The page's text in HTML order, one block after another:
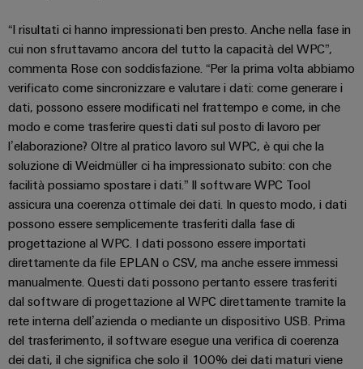
sicurezza
per
reti
energetiche
moderne
Trattamento
dell’acqua
e
delle
acque
reflue
Soluzioni
per
l’industria
dell’acqua
delle
acque
reflue
Workplace
e
Accessori
Utensili
Macchine
automatiche
Stampanti
industriali
Software
Marcatori
Illuminazione
industriale
“I risultati ci hanno impressionati ben presto. Anche nella fase in
cui non sfruttavamo ancora del tutto la capacità del WPC”,
commenta Rose con soddisfazione. “Per la prima volta abbiamo
verificato come sincronizzare e valutare i dati: come generare i
dati, possono essere modificati nel frattempo e come, in che
modo e come trasferire questi dati sul posto di lavoro per
l’elaborazione? Oltre al pratico lavoro sul WPC, è qui che la
soluzione di Weidmüller ci ha impressionato subito: con che
facilità possiamo spostare i dati.” Il software WPC Tool
assicura una coerenza ottimale dei dati. In questo modo, i dati
possono essere semplicemente trasferiti dalla fase di
progettazione al WPC. I dati possono essere importati
direttamente da file EPLAN o CSV, ma anche essere immessi
manualmente. Questi dati possono pertanto essere trasferiti
dal software di progettazione al WPC direttamente tramite la
rete interna dell’azienda o mediante un dispositivo USB. Prima
del trasferimento, il software esegue una verifica di coerenza
dei dati, il che significa che solo il 100% dei dati maturi viene